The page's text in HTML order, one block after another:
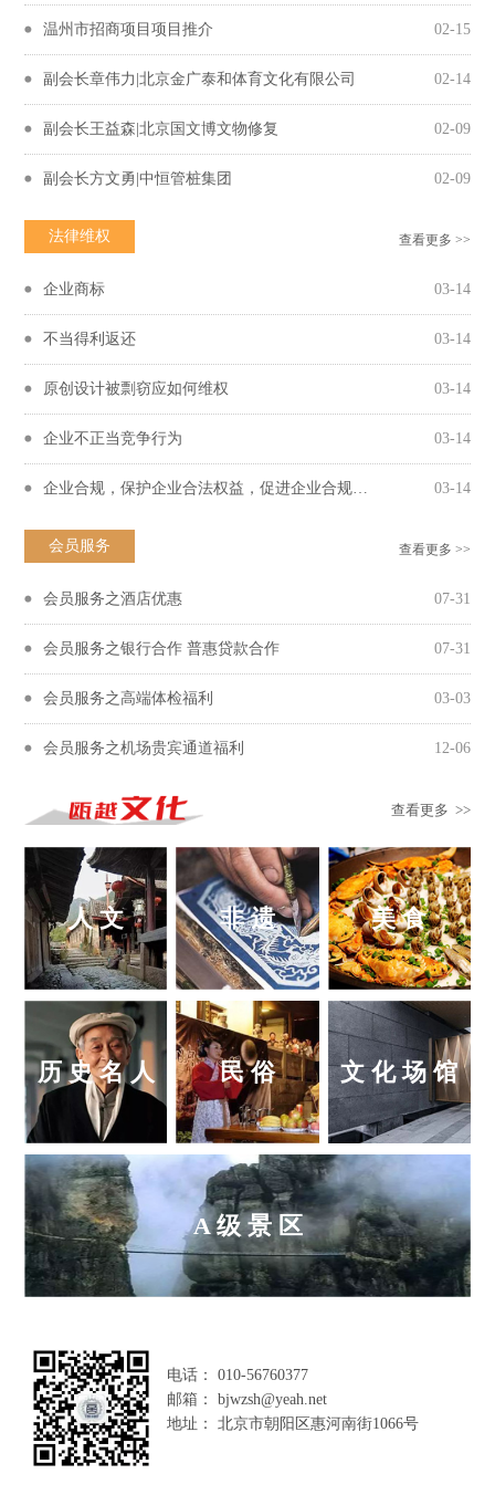
温州市招商项目项目推介 02-15
副会长章伟力|北京金广泰和体育文化有限公司 02-14
副会长王益森|北京国文博文物修复 02-09
副会长方文勇|中恒管桩集团 02-09
法律维权 查看更多 >>
企业商标 03-14
不当得利返还 03-14
原创设计被剽窃应如何维权 03-14
企业不正当竞争行为 03-14
企业合规，保护企业合法权益，促进企业合规守法经营 03-14
会员服务 查看更多 >>
会员服务之酒店优惠 07-31
会员服务之银行合作 普惠贷款合作 07-31
会员服务之高端体检福利 03-03
会员服务之机场贵宾通道福利 12-06
查看更多 >>
人 文 非 遗 美 食
历 史 名 人 民 俗 文 化 场 馆
A 级 景 区
电话： 010-56760377
邮箱： bjwzsh@yeah.net
地址： 北京市朝阳区惠河南街1066号